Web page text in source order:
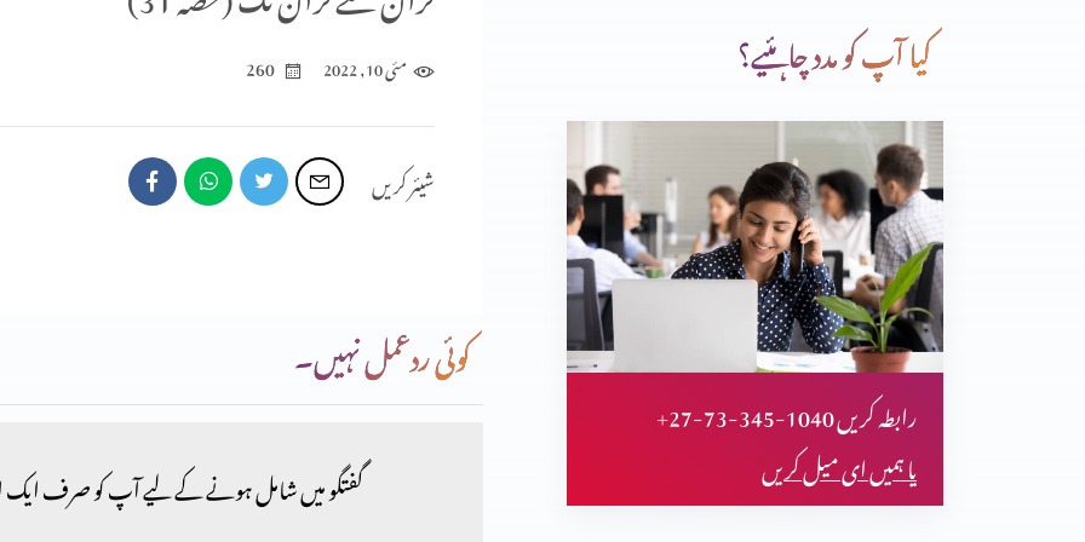
قران سے قران تک(حصہ 26)
قران سے قران تک(حصہ 25)
قران سے قران تک(حصہ 24)
قران سے قران تک(حصہ 23)
مئی 10, 2022 260
شیئر کریں
کوئی ردعمل نہیں۔
گفتگو میں شامل ہونے کے لیے آپ کو صرف
کیا آپ کو مدد چاہئیے؟
+27-73-345-1040 رابطہ کریں
یا ہمیں ای میل کریں